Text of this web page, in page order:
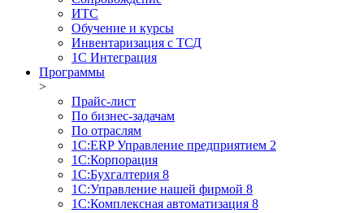
ИТС
Обучение и курсы
Инвентаризация с ТСД
1С Интеграция
Программы
>
Прайс-лист
По бизнес-задачам
По отраслям
1C:ERP Управление предприятием 2
1С:Корпорация
1С:Бухгалтерия 8
1С:Управление нашей фирмой 8
1С:Комплексная автоматизация 8